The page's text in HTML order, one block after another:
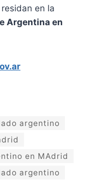
en la
Argentina en
argentino
en MAdrid
argentino